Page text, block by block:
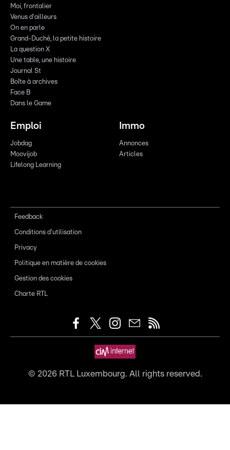
Moi, frontalier
Venus d'ailleurs
On en parle
Grand-Duché, la petite histoire
La question X
Une table, une histoire
Journal St
Boîte à archives
Face B
Dans le Game
Emploi
Jobdag
Moovijob
Lifelong Learning
Immo
Annonces
Articles
Feedback
Conditions d'utilisation
Privacy
Politique en matière de cookies
Gestion des cookies
Charte RTL
© 2026RTL Luxembourg. All rights reserved.